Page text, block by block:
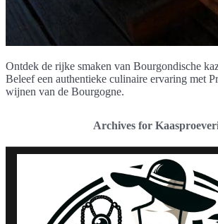
Ontdek de rijke smaken van Bourgondische
Beleef een authentieke culinaire ervaring met
wijnen van de Bourgogne.
Archives for